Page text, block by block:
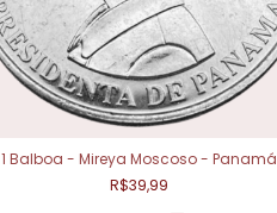
1 Balboa - Mireya Moscoso - Panamá
R$39,99